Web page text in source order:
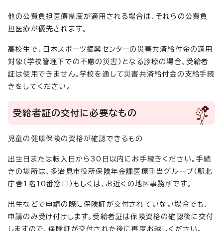
他の公費負担医療制度が適用される場合は、それらの公費負
担医療が優先されます。
高校生で、日本スポーツ振興センターの災害共済給付金の適用
対象（学校管理下での不慮の災害）となる診療の場合、受給者
証は使用できません。学校を通して災害共済給付金の支給手続
きをしてください。
受給者証の交付に必要なもの
児童の健康保険の資格が確認できるもの
出生日または転入日から30日以内にお手続きください。手続
きの場所は、多治見市役所保険年金課医療手当グループ（駅北
庁舎1階10番窓口）もしくは、お近くの地区事務所です。
出生などで申請の際に保険証が交付されていない場合でも、
申請のみ受け付けします。受給者証は保険資格の確認後に交付
しますので、保険証が交付された後に再度お越しください。